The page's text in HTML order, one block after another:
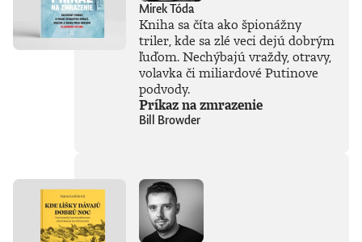
Mirek Tóda
Kniha sa číta ako špionážny
triler, kde sa zlé veci dejú dobrým
ľuďom. Nechýbajú vraždy, otravy,
volavka či miliardové Putinove
podvody.
Príkaz na zmrazenie
Bill Browder